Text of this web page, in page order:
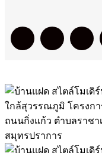
แก้ว ตำ
บางพลี